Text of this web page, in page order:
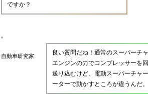
ですか？
自動車研究家
良い質問だね！通常のスーパーチ
エンジンの力でコンプレッサーを
送り込むけど、電動スーパーチャ
ーターで動かすところが違うんだ。